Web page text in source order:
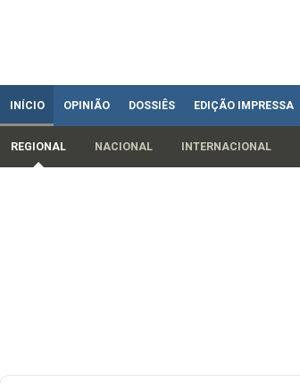
INÍCIO OPINIÃO DOSSIÊS EDIÇÃO IMPRESSA
REGIONAL NACIONAL INTERNACIONAL